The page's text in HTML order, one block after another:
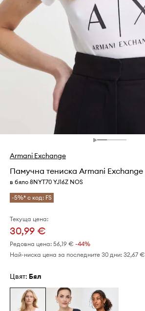
Armani Exchange
Памучна тениска Armani Exchange
в бяло 8NYT70 YJ16Z NOS
-5%* с код: FS
Текуща цена:
30,99 €
Редовна цена: 56,19 € -44%
Най-ниска цена за последните 30 дни: 32,67 €
Цвят: бял